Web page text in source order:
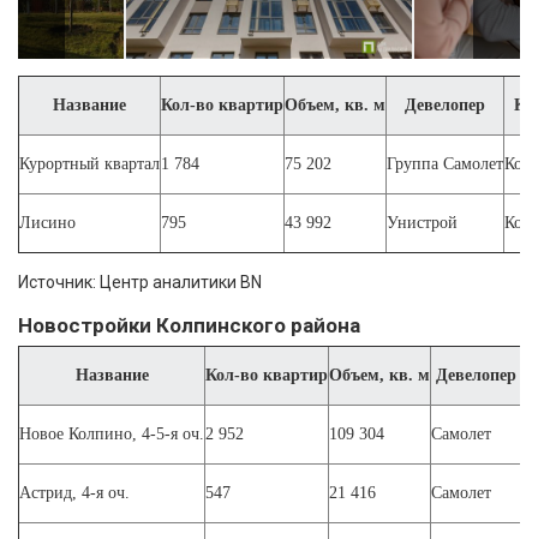
Название Кол-во квартирОбъем, кв. м Девелопер
Курортный квартал1 784 75 202 Группа Самолет
Лисино 795 43 992 Унистрой
Источник: Центр аналитики BN
Новостройки Колпинского района
Название Кол-во квартирОбъем, кв. м Девелопер
Новое Колпино, 4-5-я оч. 2 952 109 304 Самолет
Астрид, 4-я оч. 547 21 416 Самолет